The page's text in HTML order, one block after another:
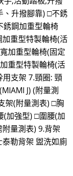
、升撥腳靠) □不銹
銹鋼加重型輪椅
重型特製輪椅(活
加重型輪椅(固定
重型特製輪椅(活
支架 7.頸圈: 頸
J) (附量測
架(附量測表) □胸
(加強型) □圍腰(加
量測表) 9.背架
勒背架 盥洗如廁